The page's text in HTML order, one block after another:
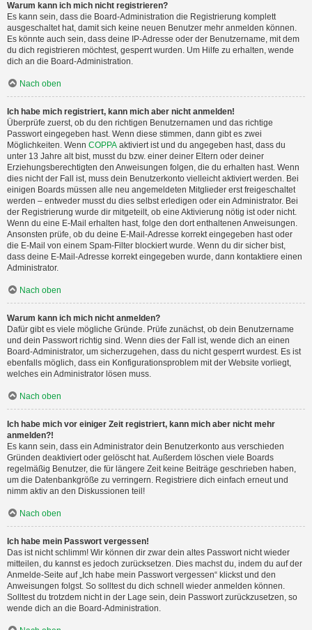
Warum kann ich mich nicht registrieren?
Es kann sein, dass die Board-Administration die Registrierung komplett
ausgeschaltet hat, damit sich keine neuen Benutzer mehr anmelden können.
Es könnte auch sein, dass deine IP-Adresse oder der Benutzername, mit dem
du dich registrieren möchtest, gesperrt wurden. Um Hilfe zu erhalten, wende
dich an die Board-Administration.
Nach oben
Ich habe mich registriert, kann mich aber nicht anmelden!
Überprüfe zuerst, ob du den richtigen Benutzernamen und das richtige
Passwort eingegeben hast. Wenn diese stimmen, dann gibt es zwei
Möglichkeiten. Wenn COPPA aktiviert ist und du angegeben hast, dass du
unter 13 Jahre alt bist, musst du bzw. einer deiner Eltern oder deiner
Erziehungsberechtigten den Anweisungen folgen, die du erhalten hast. Wenn
dies nicht der Fall ist, muss dein Benutzerkonto vielleicht aktiviert werden. Bei
einigen Boards müssen alle neu angemeldeten Mitglieder erst freigeschaltet
werden – entweder musst du dies selbst erledigen oder ein Administrator. Bei
der Registrierung wurde dir mitgeteilt, ob eine Aktivierung nötig ist oder nicht.
Wenn du eine E-Mail erhalten hast, folge den dort enthaltenen Anweisungen.
Ansonsten prüfe, ob du deine E-Mail-Adresse korrekt eingegeben hast oder
die E-Mail von einem Spam-Filter blockiert wurde. Wenn du dir sicher bist,
dass deine E-Mail-Adresse korrekt eingegeben wurde, dann kontaktiere einen
Administrator.
Nach oben
Warum kann ich mich nicht anmelden?
Dafür gibt es viele mögliche Gründe. Prüfe zunächst, ob dein Benutzername
und dein Passwort richtig sind. Wenn dies der Fall ist, wende dich an einen
Board-Administrator, um sicherzugehen, dass du nicht gesperrt wurdest. Es ist
ebenfalls möglich, dass ein Konfigurationsproblem mit der Website vorliegt,
welches ein Administrator lösen muss.
Nach oben
Ich habe mich vor einiger Zeit registriert, kann mich aber nicht mehr
anmelden?!
Es kann sein, dass ein Administrator dein Benutzerkonto aus verschieden
Gründen deaktiviert oder gelöscht hat. Außerdem löschen viele Boards
regelmäßig Benutzer, die für längere Zeit keine Beiträge geschrieben haben,
um die Datenbankgröße zu verringern. Registriere dich einfach erneut und
nimm aktiv an den Diskussionen teil!
Nach oben
Ich habe mein Passwort vergessen!
Das ist nicht schlimm! Wir können dir zwar dein altes Passwort nicht wieder
mitteilen, du kannst es jedoch zurücksetzen. Dies machst du, indem du auf der
Anmelde-Seite auf „Ich habe mein Passwort vergessen“ klickst und den
Anweisungen folgst. So solltest du dich schnell wieder anmelden können.
Solltest du trotzdem nicht in der Lage sein, dein Passwort zurückzusetzen, so
wende dich an die Board-Administration.